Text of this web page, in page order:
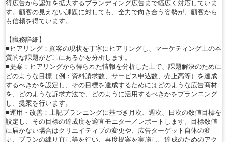
得広告から認知を拡大するブランディング広告まで幅広く対応していま
す。顧客の見えない課題に対しても、全力で向き合う姿勢が、顧客から
も信頼を得ています。
【職務詳細】
■ヒアリング：顧客の現状を丁寧にヒアリングし、マーケティング上の本
質的な課題がどこにあるかを分析します。
■提案：ヒアリングから得られた情報を分析した上で、課題解決のために
どのような目標（例：資料請求数、サービス申込数、売上高等）を達成
するべきかを設定し、その目標を達成するためにはどのような広告商材
を、どのような訴求方法で、どのように活用するべきかをプランニング
し、提案を行います。
■運用・改善：上記プランニングに基づき月次、週次、日次の数値目標を
設定し、その目標の達成度を適宜モニター／レポートします。目標数値
に届かない場合はクリエイティブの変更や、広告ターゲット自体の変
更、プランの練り直し等を行い、再度提案を実施し、達成のためのアク